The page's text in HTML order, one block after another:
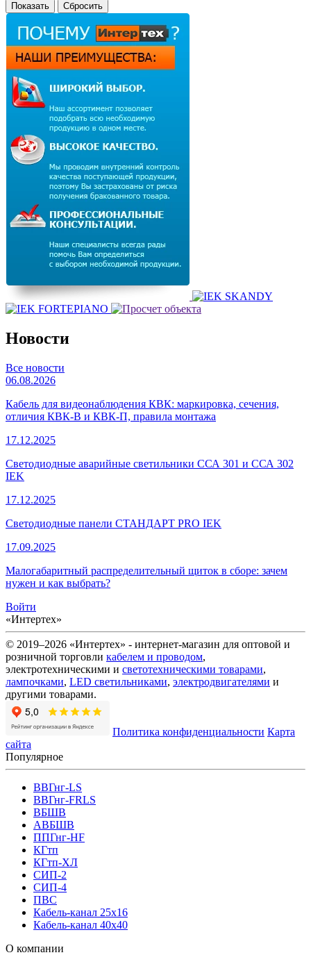
Новости
Все новости
06.08.2026
Кабель для видеонаблюдения КВК: маркировка, сечения,
отличия КВК-В и КВК-П, правила монтажа
17.12.2025
Светодиодные аварийные светильники ССА 301 и ССА 302
IEK
17.12.2025
Светодиодные панели СТАНДАРТ PRO IEK
17.09.2025
Малогабаритный распределительный щиток в сборе: зачем
нужен и как выбрать?
Войти
«Интертех»
© 2019–2026 «Интертех» - интернет-магазин для оптовой и
розничной торговли кабелем и проводом,
электротехническими и светотехническими товарами,
лампочками, LED светильниками, электродвигателями и
другими товарами.
Политика конфиденциальности Карта
сайта
Популярное
ВВГнг-LS
ВВГнг-FRLS
ВБШВ
АВБШВ
ППГнг-HF
КГтп
КГтп-ХЛ
СИП-2
СИП-4
ПВС
Кабель-канал 25х16
Кабель-канал 40х40
О компании